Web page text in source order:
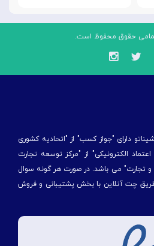
حقوق محفوظ است.
دارای "جواز کسب" از "اتحادیه کشوری
الکترونیکی" از "مركز توسعه تجارت
و تجارت" می باشد. در صورت هر گونه سوال
طریق چت آنلاین با بخش پشتیبانی و فروش